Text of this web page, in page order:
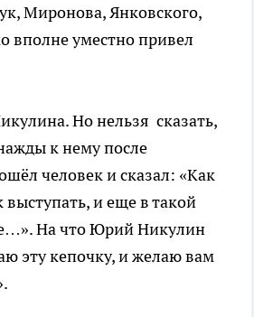
Миронова, Янковского,
вполне уместно привел
Но нельзя сказать,
к нему после
человек и сказал: «Как
выступать, и еще в такой
На что Юрий Никулин
эту кепочку, и желаю вам